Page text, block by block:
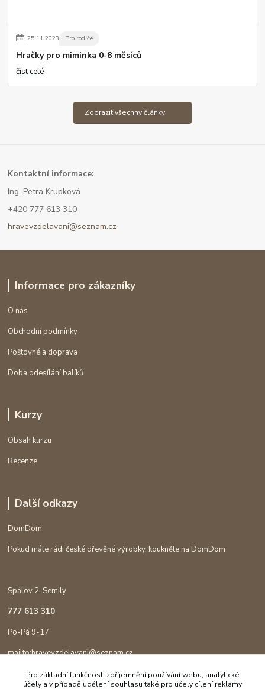
25.11.2023 Pro rodiče
Hračky pro miminka 0-8 měsíců
číst celé
Zobrazit všechny články
Kontaktní informace:
Ing. Petra Krupková
+420 777 613 310
hravevzdelavani@seznam.cz
Informace pro zákazníky
O nás
Obchodní podmínky
Poštovné a doprava
Doba odesílání balíků
Kurzy
Obsah kurzu
Recenze
Další odkazy
DomDom
Pokud máte rádi české dřevěné výrobky, koukněte na DomDom
Spálov 2, Semily
777 613 310
Po-Pá 9-17
mailto:hravevzdelavani@seznam.cz
Pro základní funkčnost, zpříjemnění používání webu, analytické
účely a v případě udělení souhlasu také pro účely cílení reklamy